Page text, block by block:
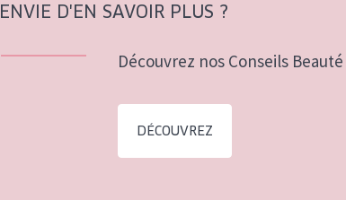
ENVIE D'EN SAVOIR PLUS ?
Découvrez nos Conseils
DÉCOUVREZ